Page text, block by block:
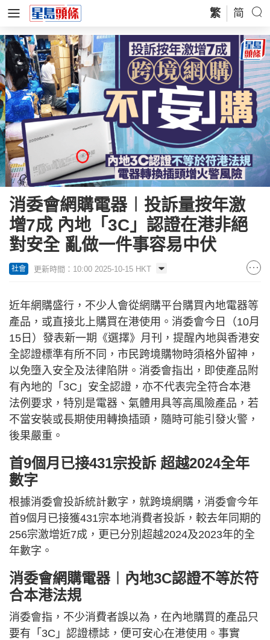
繁 简
消委會網購電器︱投訴量按年激
增7成 內地「3C」認證在港非絕
對安全 亂做一件事容易中伏
社會 更新時間：10:00 2025-10-15 HKT
近年網購盛行，不少人會從網購平台購買內地電器等
產品，或直接北上購買在港使用。消委會今日（10月
15日）發表新一期《選擇》月刊，提醒內地與香港安
全認證標準有所不同，市民跨境購物時須格外留神，
以免墮入安全及法律陷阱。消委會指出，即使產品附
有內地的「3C」安全認證，亦不代表完全符合本港
法例要求，特別是電器、氣體用具等高風險產品，若
不當安裝或長期使用轉換插頭，隨時可能引發火警，
後果嚴重。
首9個月已接431宗投訴 超越2024全年
數字
根據消委會投訴統計數字，就跨境網購，消委會今年
首9個月已接獲431宗本地消費者投訴，較去年同期的
256宗激增近7成，更已分別超越2024及2023年的全
年數字。
消委會網購電器︱內地3C認證不等於符
合本港法規
消委會指，不少消費者誤以為，在內地購買的產品只
要有「3C」認證標誌，便可安心在港使用。事實